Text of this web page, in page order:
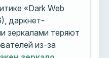
«Dark Web
даркнет-
зеркалами теряют
из-за